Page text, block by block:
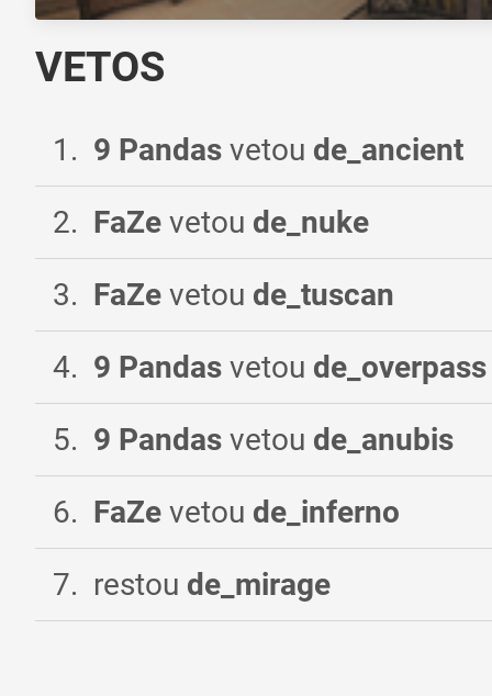
VETOS
1 . 9 Pandas vetou de_ancient
2. FaZe vetou de_nuke
3. FaZe vetou de_tuscan
4. 9 Pandas vetou de_overpass
5. 9 Pandas vetou de_anubis
6. FaZe vetou de_inferno
7. restou de_mirage